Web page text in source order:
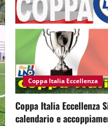
Coppa Italia Eccellenza
Coppa Italia
calendario e